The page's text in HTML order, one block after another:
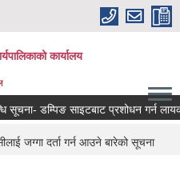
कार्यालय
डम्पिङ साइटबाट प्रशोधन गर्न
जग्गा दर्ता गर्न आउने बारेको सूचना